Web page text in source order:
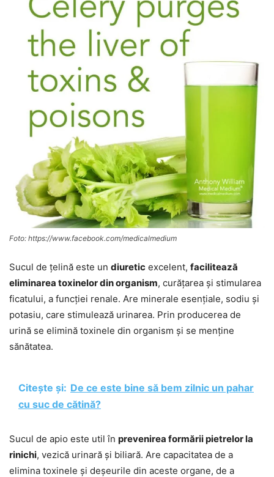
Foto: https://www.facebook.com/medicalmedium
Sucul de țelină este un diuretic excelent, facilitează
eliminarea toxinelor din organism, curățarea și stimularea
ficatului, a funcției renale. Are minerale esențiale, sodiu și
potasiu, care stimulează urinarea. Prin producerea de
urină se elimină toxinele din organism și se menține
sănătatea.
Citește și: De ce este bine să bem zilnic un pahar
cu suc de cătină?
Sucul de apio este util în prevenirea formării pietrelor la
rinichi, vezică urinară și biliară. Are capacitatea de a
elimina toxinele și deșeurile din aceste organe, de a